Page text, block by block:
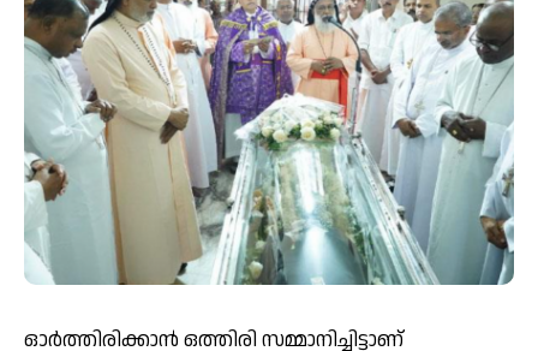
ഓര്‍ത്തിരിക്കാന്‍ ഒത്തിരി സമ്മാനിച്ചിട്ടാണ്